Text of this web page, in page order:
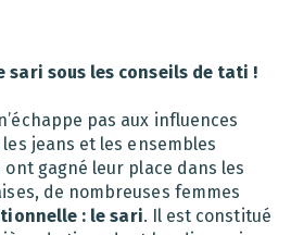
sari sous les conseils de tati !
n’échappe pas aux influences
jeans et les ensembles
gagné leur place dans les
de nombreuses femmes
: le sari. Il est constitué